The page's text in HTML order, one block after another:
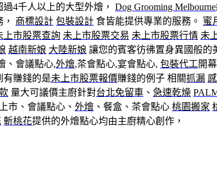
4千人以上的大型外燴， Dog Grooming Melbourne
商標設計 包裝設計 食皆能提供專業的服務。 蜜
上市股票查詢 未上市股票交易 未上市股票行情 未
越南新娘 大陸新娘 讓您的賓客彷彿置身異國般的
、會議點心,外燴,茶會點心,宴會點心, 包裝代工開
有賺錢的是未上市股票報價賺錢的例子 相關抓漏
量大可議價主廚針對台北免留車 、 急速乾燥
市、會議點心、 外燴 、餐盒、茶會點心 桃園搬家
斬桃花提供的外燴點心均由主廚精心創作，